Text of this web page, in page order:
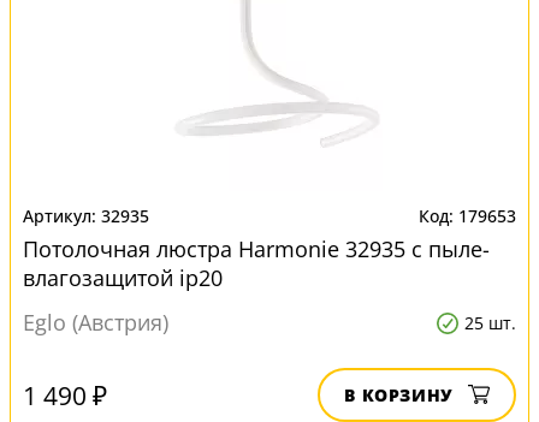
32935 179653
Потолочная люстра Harmonie 32935 с пыле-
влагозащитой ip20
Eglo (Австрия)
25 шт.
1 490 ₽ В КОРЗИНУ